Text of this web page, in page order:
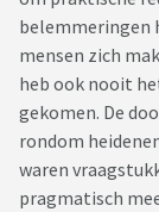
belemmeringen
mensen zich
heb ook nooit
gekomen. De
rondom
waren
pragmatisch